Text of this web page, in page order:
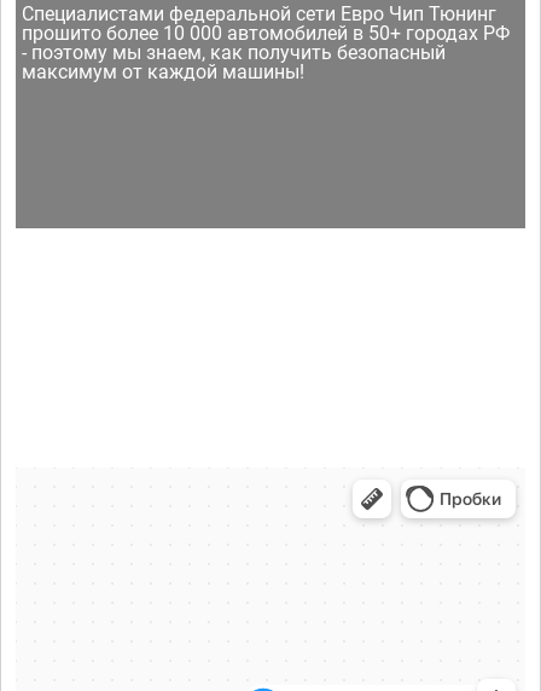
Специалистами федеральной сети Евро Чип Тюнинг
прошито более 10 000 автомобилей в 50+ городах РФ
- поэтому мы знаем, как получить безопасный
максимум от каждой машины!